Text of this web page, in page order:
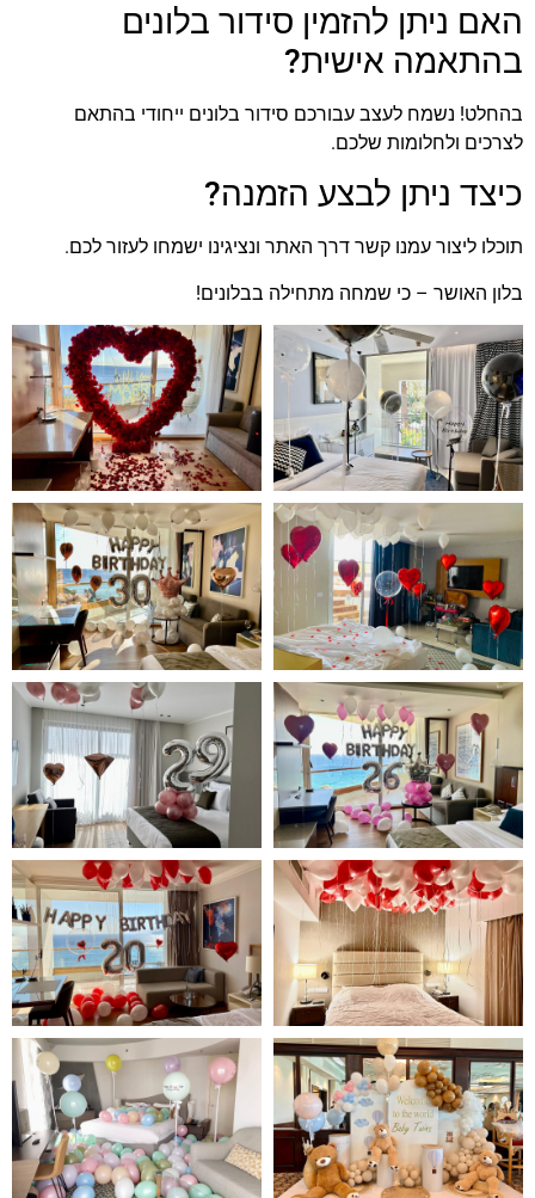
האם ניתן להזמין סידור בלונים
בהתאמה אישית?
בהחלט! נשמח לעצב עבורכם סידור בלונים ייחודי בהתאם
לצרכים ולחלומות שלכם.
כיצד ניתן לבצע הזמנה?
תוכלו ליצור עמנו קשר דרך האתר ונציגינו ישמחו לעזור לכם.
בלון האושר – כי שמחה מתחילה בבלונים!